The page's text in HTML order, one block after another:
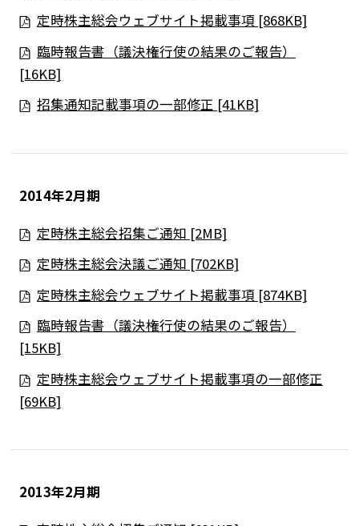
定時株主総会ウェブサイト掲載事項 [868KB]
臨時報告書（議決権行使の結果のご報告）
[16KB]
招集通知記載事項の一部修正 [41KB]
2014年2月期
定時株主総会招集ご通知 [2MB]
定時株主総会決議ご通知 [702KB]
定時株主総会ウェブサイト掲載事項 [874KB]
臨時報告書（議決権行使の結果のご報告）
[15KB]
定時株主総会ウェブサイト掲載事項の一部修正
[69KB]
2013年2月期